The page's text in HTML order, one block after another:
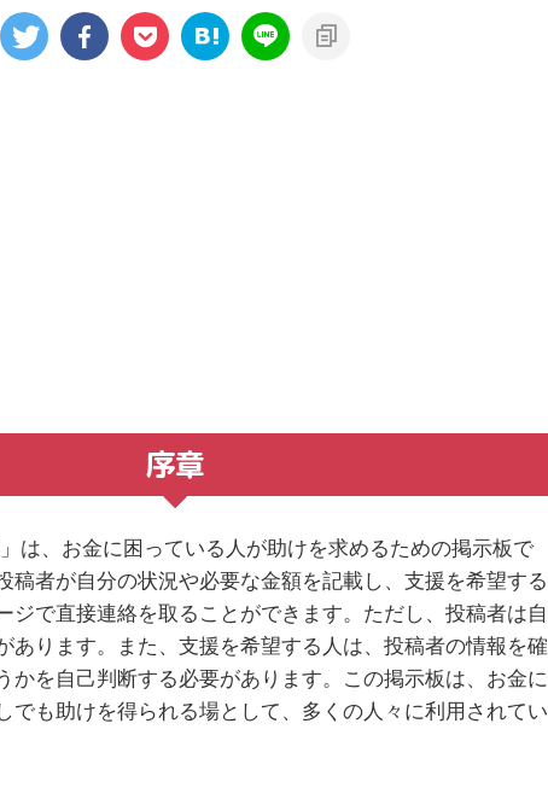
序章
は、お金に困っている人が助けを求めるための掲示板で
稿者が自分の状況や必要な金額を記載し、支援を希望する
ジで直接連絡を取ることができます。ただし、投稿者は自
あります。また、支援を希望する人は、投稿者の情報を確
かを自己判断する必要があります。この掲示板は、お金に
でも助けを得られる場として、多くの人々に利用されてい